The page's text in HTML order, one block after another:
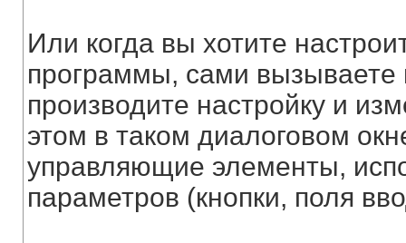
Или когда вы хотите
программы, сами вызываете
производите настройку и
этом в таком диалоговом
управляющие элементы,
параметров (кнопки, поля